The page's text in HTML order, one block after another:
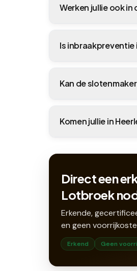
Werken jullie ook in
Is inbraakpreventie
Kan de
Komen jullie in
Direct een
Lotbroek
Erkende,
en geen
Erkend Geen